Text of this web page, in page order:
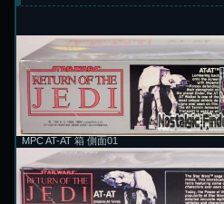
MPC AT-AT 箱 側面01